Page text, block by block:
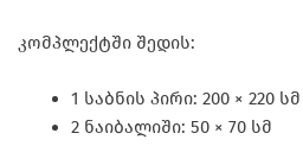
კომპლექტში შედის:
1 საბნის პირი: 200 × 220 სმ
2 ნაიბალიში: 50 × 70 სმ